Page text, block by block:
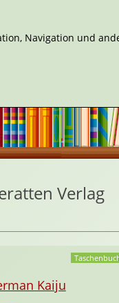
Verlag
Kaiju
Navigation und